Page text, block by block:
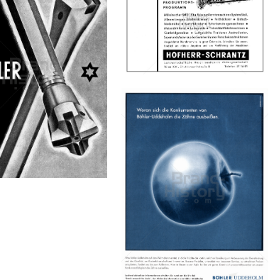
BÖHLER
UDDEHOLM
Böhler-Uddeholm
AG
1960
Bild-ID: 67253
BÖHLER
Böhler-Uddeholm
AG
Bild-ID: 67499
BÖHLER
UDDEHOLM
Böhler-Uddeholm
AG
1997
Bild-ID: 31644